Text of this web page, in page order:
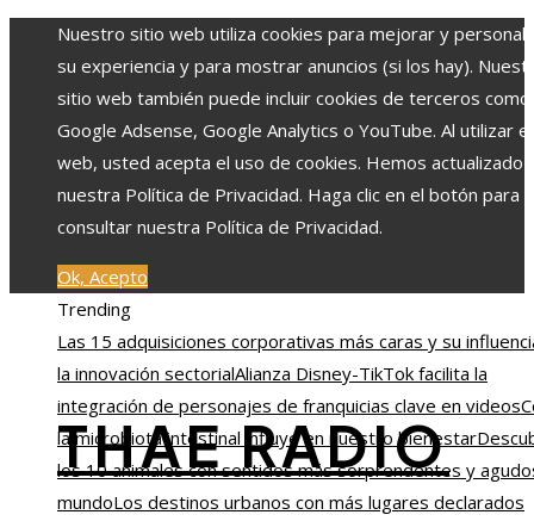
Nuestro sitio web utiliza cookies para mejorar y
su experiencia y para mostrar anuncios (si los hay).
sitio web también puede incluir cookies de terceros como
Google Adsense, Google Analytics o YouTube. Al utilizar
web, usted acepta el uso de cookies. Hemos actualizado
nuestra Política de Privacidad. Haga clic en el botón para
consultar nuestra Política de Privacidad.
Ok, Acepto
Trending
Las 15 adquisiciones corporativas más caras y su
la innovación sectorialAlianza Disney-TikTok facilita la
integración de personajes de franquicias clave en videos
la microbiota intestinal influye en nuestro bienestar
los 10 animales con sentidos más sorprendentes y
mundoLos destinos urbanos con más lugares declarados
THAE RADIO